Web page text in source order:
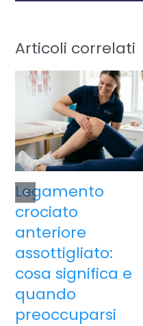
Legamento
crociato
anteriore
assottigliato:
cosa significa e
quando
preoccuparsi